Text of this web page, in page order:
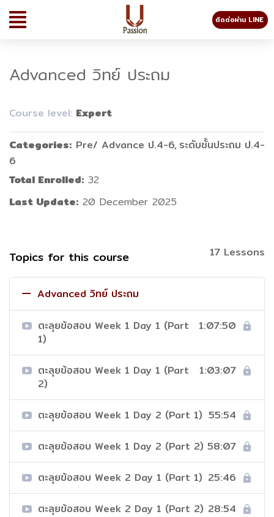
ติดต่อผ่าน LINE
Advanced วิทย์ ประถม
Course level: Expert
Categories Pre/ Advance ป.4-6 ระดับชั้นประถม ป.4-
6
Total Enrolled 32
Last Update 20 December 2025
Topics for this course 17 Lessons
Advanced วิทย์ ประถม
ตะลุยข้อสอบ Week 1 Day 1 (Part
1)
1:07:50
ตะลุยข้อสอบ Week 1 Day 1 (Part
2)
1:03:07
ตะลุยข้อสอบ Week 1 Day 2 (Part 1) 55:54
ตะลุยข้อสอบ Week 1 Day 2 (Part 2) 58:07
ตะลุยข้อสอบ Week 2 Day 1 (Part 1) 25:46
ตะลุยข้อสอบ Week 2 Day 1 (Part 2) 28:54